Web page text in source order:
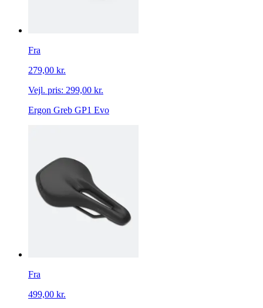
Fra
279,00 kr.
Vejl. pris: 299,00 kr.
Ergon Greb GP1 Evo
Fra
499,00 kr.